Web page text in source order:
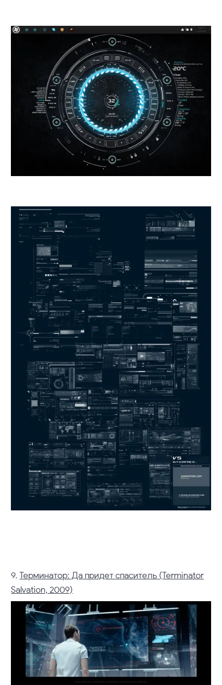
7.Игра: TECH-A
8.Игра: v5.INTERFACE
9.Терминатор: Да придет спаситель (Terminator
Salvation, 2009)